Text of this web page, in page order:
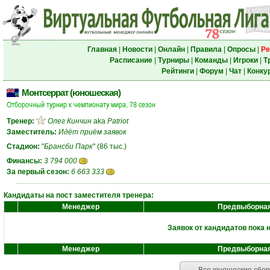
Главная| Новости| Онлайн| Правила| Опросы|
Расписание| Турниры| Команды| Игроки|
Рейтинги| Форум Чат|
Монтсеррат (юношеская)
Отборочный турнир к чемпионату мира, 78 сезон
Тренер: Олег Кинчин aka Patriot
Заместитель: Идёт приём заявок
Стадион: "Брансби Парк" (86 тыс.)
Финансы: 3 794 000
За первый сезон: 6 663 333
Кандидаты на пост заместителя тренера:
Менеджер
Заявок от кандидатов пока
Менеджер